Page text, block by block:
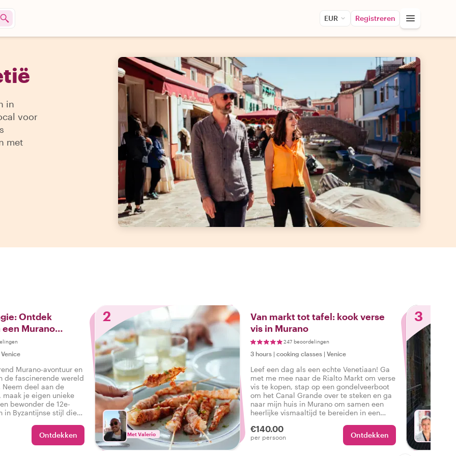
EUR Registreren
in
voor
met
Ontdek
Murano
Venice
Murano-avontuur en
de fascinerende wereld
deel aan de
je eigen unieke
bewonder de 12e-
in Byzantijnse stijl die
Ontdekken
2
Met Valerio
Van markt tot tafel: kook verse
vis in Murano
247 beoordelingen
3 hours | cooking classes | Venice
Leef een dag als een echte Venetiaan! Ga
met me mee naar de Rialto Markt om verse
vis te kopen, stap op een gondelveerboot
om het Canal Grande over te steken en ga
naar mijn huis in Murano om samen een
heerlijke vismaaltijd te bereiden in een
€140.00
per persoon Ontdekken
3